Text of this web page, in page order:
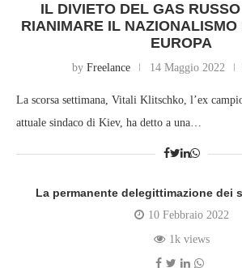
IL DIVIETO DEL GAS
RIANIMARE IL NAZIONALISMO
EUROPA
by Freelance 14 Maggio 2022
La scorsa settimana, Vitali Klitschko, l’ex
attuale sindaco di Kiev, ha detto a una…
La permanente delegittimazione dei
10 Febbraio 2022
1k views